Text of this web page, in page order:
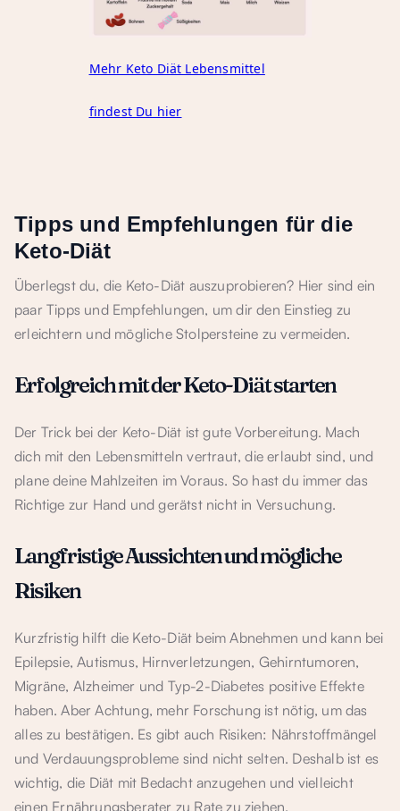
Mehr Keto Diät Lebensmittel
findest Du hier
Tipps und Empfehlungen für die
Keto-Diät
Überlegst du, die Keto-Diät auszuprobieren? Hier sind ein
paar Tipps und Empfehlungen, um dir den Einstieg zu
erleichtern und mögliche Stolpersteine zu vermeiden.
Erfolgreich mit der Keto-Diät starten
Der Trick bei der Keto-Diät ist gute Vorbereitung. Mach
dich mit den Lebensmitteln vertraut, die erlaubt sind, und
plane deine Mahlzeiten im Voraus. So hast du immer das
Richtige zur Hand und gerätst nicht in Versuchung.
Langfristige Aussichten und mögliche
Risiken
Kurzfristig hilft die Keto-Diät beim Abnehmen und kann bei
Epilepsie, Autismus, Hirnverletzungen, Gehirntumoren,
Migräne, Alzheimer und Typ-2-Diabetes positive Effekte
haben. Aber Achtung, mehr Forschung ist nötig, um das
alles zu bestätigen. Es gibt auch Risiken: Nährstoffmängel
und Verdauungsprobleme sind nicht selten. Deshalb ist es
wichtig, die Diät mit Bedacht anzugehen und vielleicht
einen Ernährungsberater zu Rate zu ziehen.